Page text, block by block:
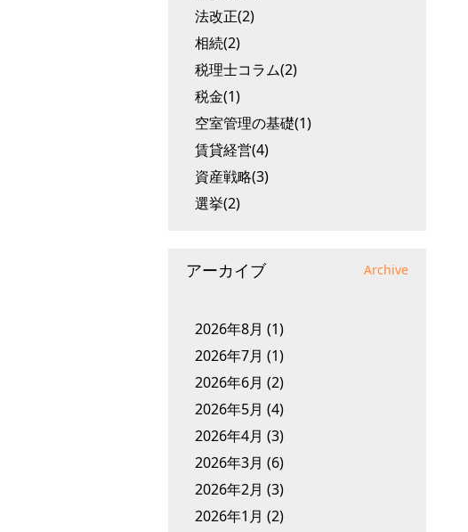
法改正(2)
相続(2)
税理士コラム(2)
税金(1)
空室管理の基礎(1)
賃貸経営(4)
資産戦略(3)
選挙(2)
アーカイブ Archive
2026年8月 (1)
2026年7月 (1)
2026年6月 (2)
2026年5月 (4)
2026年4月 (3)
2026年3月 (6)
2026年2月 (3)
2026年1月 (2)